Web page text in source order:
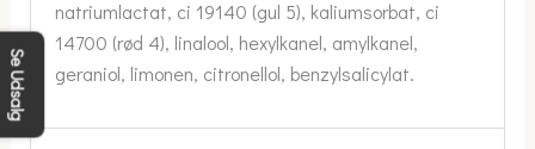
natriumlactat, ci 19140 (gul 5), kaliumsorbat, ci
14700 (rød 4), linalool, hexylkanel, amylkanel,
geraniol, limonen, citronellol, benzylsalicylat.
Se Udsalg